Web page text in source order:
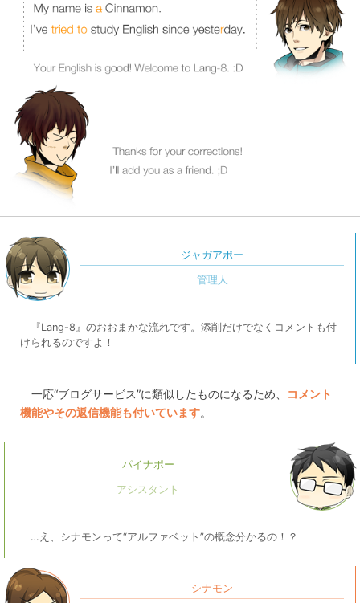
ジャガアポー
『Lang-8』のおおまかな流れです。添削だけでなくコメントも付
けられるのですよ！
一応“ブログサービス”に類似したものになるため、 コメント
機能やその返信機能も付いています。
パイナポー
…え、シナモンって“アルファベット”の概念分かるの！？
シナモン